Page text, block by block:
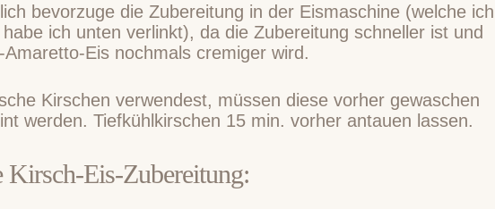
bevorzuge die Zubereitung in der Eismaschine (welche ich
ich unten verlinkt), da die Zubereitung schneller ist und
Amaretto-Eis nochmals cremiger wird.
Kirschen verwendest, müssen diese vorher gewaschen
werden. Tiefkühlkirschen 15 min. vorher antauen lassen.
Kirsch-Eis-Zubereitung: